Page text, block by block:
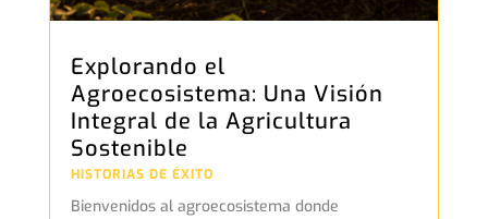
Explorando el
Agroecosistema: Una Visión
Integral de la Agricultura
Sostenible
HISTORIAS DE ÉXITO
Bienvenidos al agroecosistema donde